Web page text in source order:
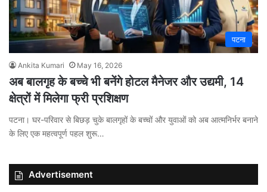
पटना
Ankita Kumari May 16, 2026
अब बालगृह के बच्चे भी बनेंगे होटल मैनेजर और उद्यमी, 14
क्षेत्रों में मिलेगा फ्री प्रशिक्षण
पटना। घर-परिवार से बिछड़ चुके बालगृहों के बच्चों और युवाओं को अब आत्मनिर्भर बनाने
के लिए एक महत्वपूर्ण पहल शुरू…
Advertisement